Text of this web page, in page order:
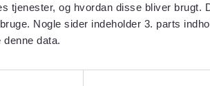
tjenester, og hvordan disse bliver
Nogle sider indeholder 3. parts
denne data.